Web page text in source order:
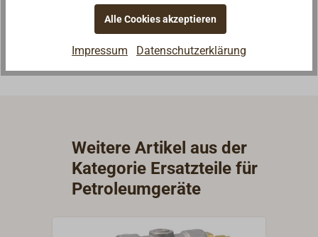
passende Antwort.
Experten kontaktieren
Weitere Artikel aus der
Kategorie Ersatzteile für
Petroleumgeräte
Alle Cookies akzeptieren
Impressum Datenschutzerklärung